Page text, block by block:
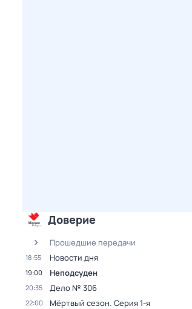
Доверие
Прошедшие передачи
18:55 Новости дня
19:00 Неподсуден
20:35 Дело № 306
22:00 Мёртвый сезон. Серия 1-я